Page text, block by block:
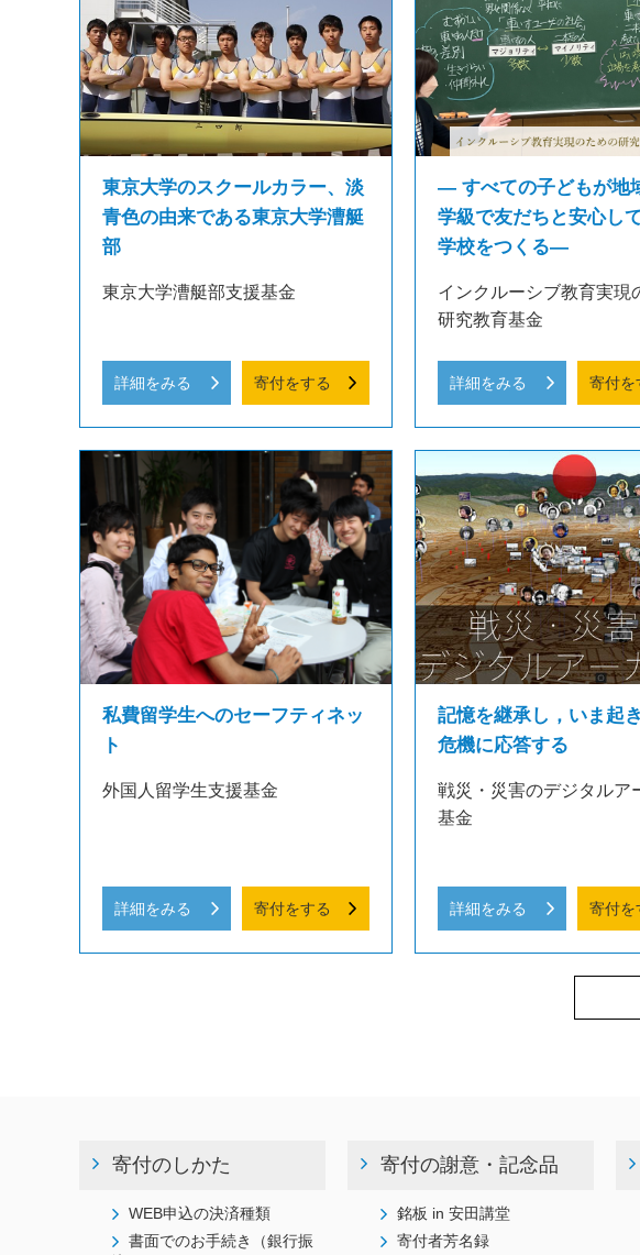
東京大学のスクールカラー、淡
青色の由来である東京大学漕艇
部
東京大学漕艇部支援基金
詳細をみる 寄付をする
― すべての子どもが地
学級で友だちと安心し
学校をつくる―
インクルーシブ教育実現
研究教育基金
詳細をみる 寄付を
私費留学生へのセーフティネッ
ト
外国人留学生支援基金
詳細をみる 寄付をする
記憶を継承し，いま起
危機に応答する
戦災・災害のデジタルア
基金
詳細をみる 寄付を
寄付のしかた
WEB申込の決済種類
書面でのお手続き（銀行振
寄付の謝意・記念品
銘板 in 安田講堂
寄付者芳名録